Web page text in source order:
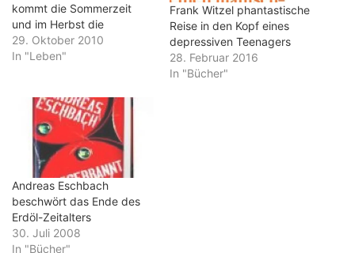
kommt die Sommerzeit
und im Herbst die
Winterzeit, die es ja gar
nicht gibt. Von den meisten
Kern handelt es sich bei
der Sommerzeit um einen
Versuch, das Leben…
29. Oktober 2010
In "Leben"
Frank Witzel phantastische
Reise in den Kopf eines
depressiven Teenagers
28. Februar 2016
In "Bücher"
Andreas Eschbach
beschwört das Ende des
Erdöl-Zeitalters
30. Juli 2008
In "Bücher"